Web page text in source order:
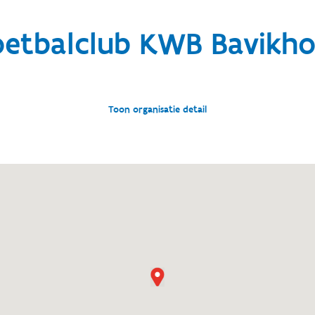
KWB
Toon organisatie detail